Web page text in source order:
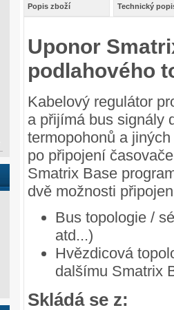
Popis zboží Technický
Uponor
podlahového
Kabelový regulátor
a přijímá bus signály
termopohonů a
po připojení
Smatrix Base
dvě možnosti
Bus topologie /
atd...)
Hvězdicová
dalšímu Smatrix
Skládá se z: